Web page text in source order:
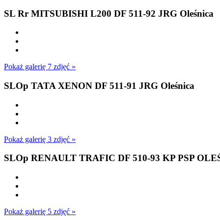
SL Rr MITSUBISHI L200 DF 511-92 JRG Oleśnica
Pokaż galerię 7 zdjęć »
SLOp TATA XENON DF 511-91 JRG Oleśnica
Pokaż galerię 3 zdjęć »
SLOp RENAULT TRAFIC DF 510-93 KP PSP
Pokaż galerię 5 zdjęć »